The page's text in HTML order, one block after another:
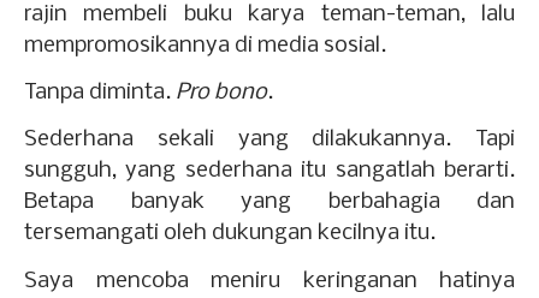
rajin membeli buku karya teman-teman, lalu
mempromosikannya di media sosial.
Tanpa diminta. Pro bono.
Sederhana sekali yang dilakukannya. Tapi
sungguh, yang sederhana itu sangatlah berarti.
Betapa banyak yang berbahagia dan
tersemangati oleh dukungan kecilnya itu.
Saya mencoba meniru keringanan hatinya